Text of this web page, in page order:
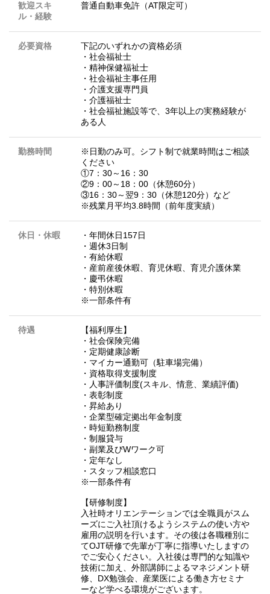
歓迎スキ
ル・経験
普通自動車免許（AT限定可）
必要資格
下記のいずれかの資格必須
・社会福祉士
・精神保健福祉士
・社会福祉主事任用
・介護支援専門員
・介護福祉士
・社会福祉施設等で、3年以上の実務経験が
ある人
勤務時間
※日勤のみ可。シフト制で就業時間はご相談
ください
①7：30～16：30
②9：00～18：00（休憩60分）
③16：30～翌9：30（休憩120分）など
※残業月平均3.8時間（前年度実績）
休日・休暇
・年間休日157日
・週休3日制
・有給休暇
・産前産後休暇、育児休暇、育児介護休業
・慶弔休暇
・特別休暇
※一部条件有
待遇
【福利厚生】
・社会保険完備
・定期健康診断
・マイカー通勤可（駐車場完備）
・資格取得支援制度
・人事評価制度(スキル、情意、業績評価)
・表彰制度
・昇給あり
・企業型確定拠出年金制度
・時短勤務制度
・制服貸与
・副業及びWワーク可
・定年なし
・スタッフ相談窓口
※一部条件有
【研修制度】
入社時オリエンテーションでは全職員がスム
ーズにご入社頂けるようシステムの使い方や
雇用の説明を行います。その後は各職種別に
てOJT研修で先輩が丁寧に指導いたしますの
でご安心ください。入社後は専門的な知識や
技術に加え、外部講師によるマネジメント研
修、DX勉強会、産業医による働き方セミナ
ーなど学べる環境がございます。